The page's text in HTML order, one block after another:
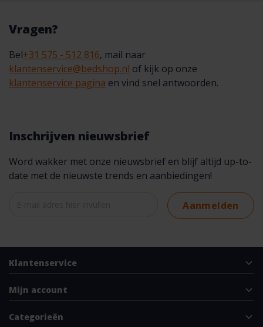
Vragen?
Bel+31 575 - 512 816, mail naar
klantenservice@bedshop.nl of kijk op onze
klantenservice pagina en vind snel antwoorden.
Inschrijven nieuwsbrief
Word wakker met onze nieuwsbrief en blijf altijd up-to-
date met de nieuwste trends en aanbiedingen!
Aanmelden
Klantenservice
Mijn account
Categorieën